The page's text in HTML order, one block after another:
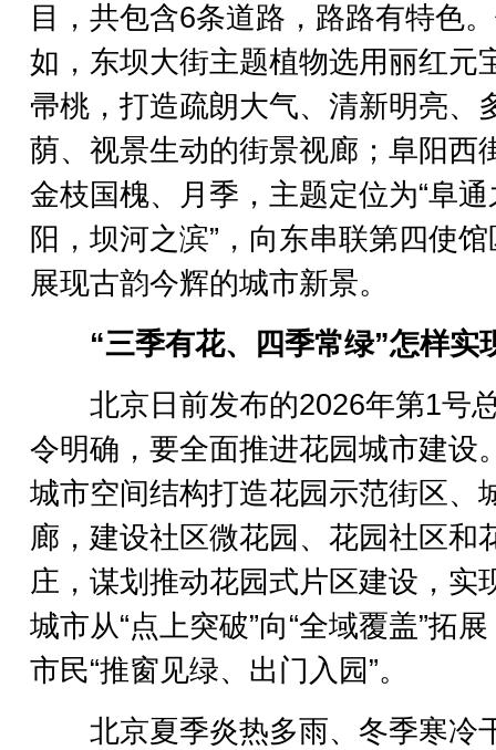
目，共包含6条道路，路路有特色
如，东坝大街主题植物选用丽红元
帚桃，打造疏朗大气、清新明亮、
荫、视景生动的街景视廊；阜阳西
金枝国槐、月季，主题定位为“阜通
阳，坝河之滨”，向东串联第四使
展现古韵今辉的城市新景。
“三季有花、四季常绿”怎样实
北京日前发布的2026年第1号
令明确，要全面推进花园城市建设
城市空间结构打造花园示范街区、
廊，建设社区微花园、花园社区和
庄，谋划推动花园式片区建设，实
城市从“点上突破”向“全域覆盖”拓
市民“推窗见绿、出门入园”。
北京夏季炎热多雨、冬季寒冷